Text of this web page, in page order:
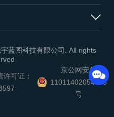
蓝图科技有限公司. All rights
可证：
京公网安备
11011402054503
号